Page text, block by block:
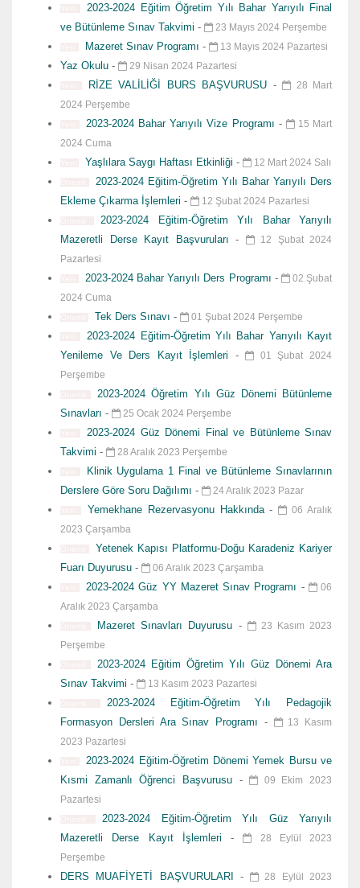
2023-2024 Eğitim Öğretim Yılı Bahar Yarıyılı Final
ve Bütünleme Sınav Takvimi - 23 Mayıs 2024 Perşembe
Mazeret Sınav Programı - 13 Mayıs 2024 Pazartesi
Yaz Okulu - 29 Nisan 2024 Pazartesi
RİZE VALİLİĞİ BURS BAŞVURUSU -
28 Mart
2024 Perşembe
2023-2024 Bahar Yarıyılı Vize Programı -
15 Mart
2024 Cuma
Yaşlılara Saygı Haftası Etkinliği - 12 Mart 2024 Salı
2023-2024 Eğitim-Öğretim Yılı Bahar Yarıyılı Ders
Ekleme Çıkarma İşlemleri - 12 Şubat 2024 Pazartesi
2023-2024 Eğitim-Öğretim Yılı Bahar Yarıyılı
Mazeretli Derse Kayıt Başvuruları -
12 Şubat 2024
Pazartesi
2023-2024 Bahar Yarıyılı Ders Programı -
02 Şubat
2024 Cuma
Tek Ders Sınavı - 01 Şubat 2024 Perşembe
2023-2024 Eğitim-Öğretim Yılı Bahar Yarıyılı Kayıt
Yenileme Ve Ders Kayıt İşlemleri -
01 Şubat 2024
Perşembe
2023-2024 Öğretim Yılı Güz Dönemi Bütünleme
Sınavları - 25 Ocak 2024 Perşembe
2023-2024 Güz Dönemi Final ve Bütünleme Sınav
Takvimi - 28 Aralık 2023 Perşembe
Klinik Uygulama 1 Final ve Bütünleme Sınavlarının
Derslere Göre Soru Dağılımı - 24 Aralık 2023 Pazar
Yemekhane Rezervasyonu Hakkında-
06 Aralık
2023 Çarşamba
Yetenek Kapısı Platformu-Doğu Karadeniz Kariyer
Fuarı Duyurusu - 06 Aralık 2023 Çarşamba
2023-2024 Güz YY Mazeret Sınav Programı -
06
Aralık 2023 Çarşamba
Mazeret Sınavları Duyurusu -
23 Kasım 2023
Perşembe
2023-2024 Eğitim Öğretim Yılı Güz Dönemi Ara
Sınav Takvimi - 13 Kasım 2023 Pazartesi
2023-2024 Eğitim-Öğretim Yılı Pedagojik
Formasyon Dersleri Ara Sınav Programı -
13 Kasım
2023 Pazartesi
2023-2024 Eğitim-Öğretim Dönemi Yemek Bursu ve
Kısmi Zamanlı Öğrenci Başvurusu -
09 Ekim 2023
Pazartesi
2023-2024 Eğitim-Öğretim Yılı Güz Yarıyılı
Mazeretli Derse Kayıt İşlemleri -
28 Eylül 2023
Perşembe
DERS MUAFİYETİ BAŞVURULARI -
28 Eylül 2023